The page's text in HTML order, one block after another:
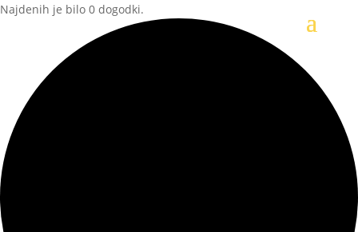
Najdenih je bilo 0 dogodki.